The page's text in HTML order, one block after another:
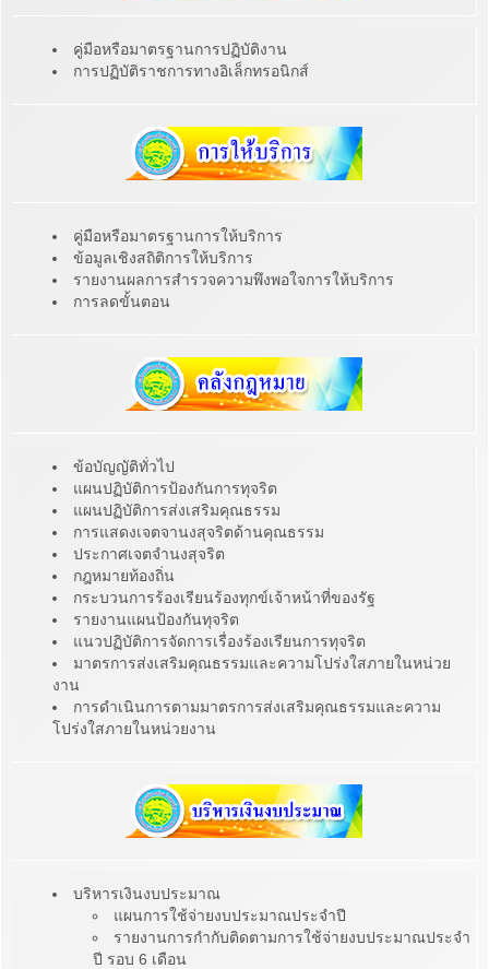
คู่มือหรือมาตรฐานการปฏิบัติงาน
การปฏิบัติราชการทางอิเล็กทรอนิกส์
คู่มือหรือมาตรฐานการให้บริการ
ข้อมูลเชิงสถิติการให้บริการ
รายงานผลการสำรวจความพึงพอใจการให้บริการ
การลดขั้นตอน
ข้อบัญญัติทั่วไป
แผนปฏิบัติการป้องกันการทุจริต
แผนปฏิบัติการส่งเสริมคุณธรรม
การแสดงเจตจานงสุจริตด้านคุณธรรม
ประกาศเจตจำนงสุจริต
กฎหมายท้องถิ่น
กระบวนการร้องเรียนร้องทุกข์เจ้าหน้าที่ของรัฐ
รายงานแผนป้องกันทุจริต
แนวปฏิบัติการจัดการเรื่องร้องเรียนการทุจริต
มาตรการส่งเสริมคุณธรรมและความโปร่งใสภายในหน่วย
งาน
การดำเนินการตามมาตรการส่งเสริมคุณธรรมและความ
โปร่งใสภายในหน่วยงาน
บริหารเงินงบประมาณ
แผนการใช้จ่ายงบประมาณประจำปี
รายงานการกำกับติดตามการใช้จ่ายงบประมาณประจำ
ปี รอบ 6 เดือน